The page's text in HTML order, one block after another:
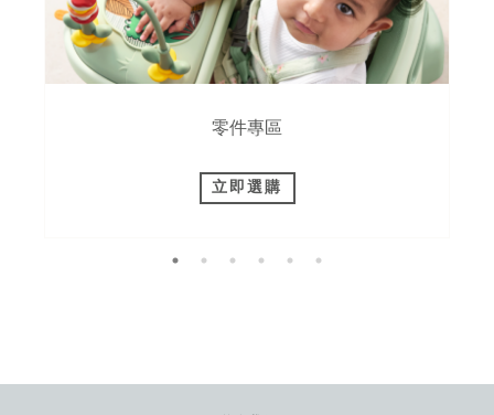
零件專區
立即選購